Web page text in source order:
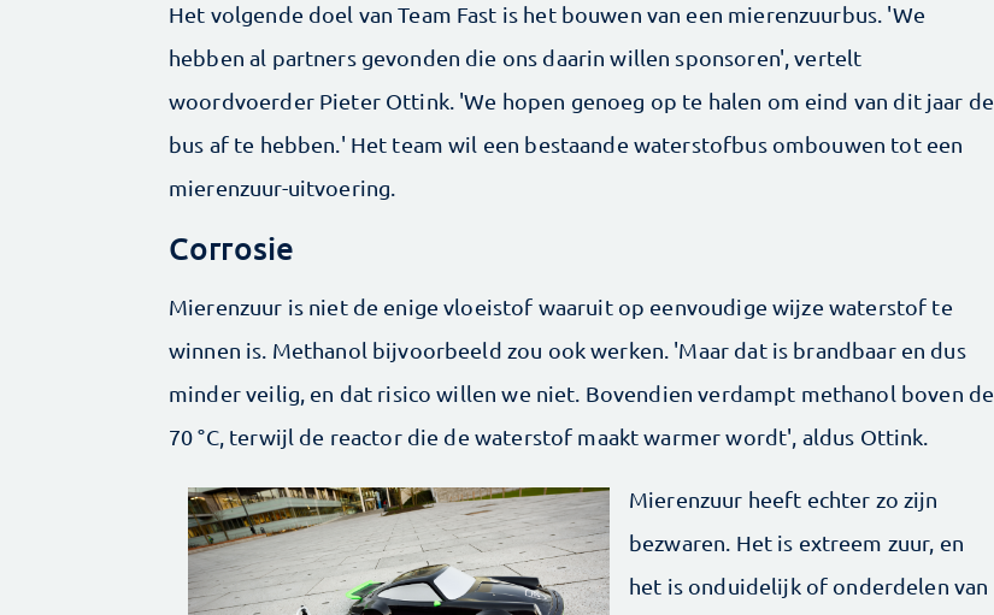
Het volgende doel van Team Fast is het bouwen van een mierenzuurbus. 'We
hebben al partners gevonden die ons daarin willen sponsoren', vertelt
woordvoerder Pieter Ottink. 'We hopen genoeg op te halen om eind van dit jaar de
bus af te hebben.' Het team wil een bestaande waterstofbus ombouwen tot een
mierenzuur-uitvoering.
Corrosie
Mierenzuur is niet de enige vloeistof waaruit op eenvoudige wijze waterstof te
winnen is. Methanol bijvoorbeeld zou ook werken. 'Maar dat is brandbaar en dus
minder veilig, en dat risico willen we niet. Bovendien verdampt methanol boven de
70 °C, terwijl de reactor die de waterstof maakt warmer wordt', aldus Ottink.
Mierenzuur heeft echter zo zijn
bezwaren. Het is extreem zuur, en
het is onduidelijk of onderdelen van